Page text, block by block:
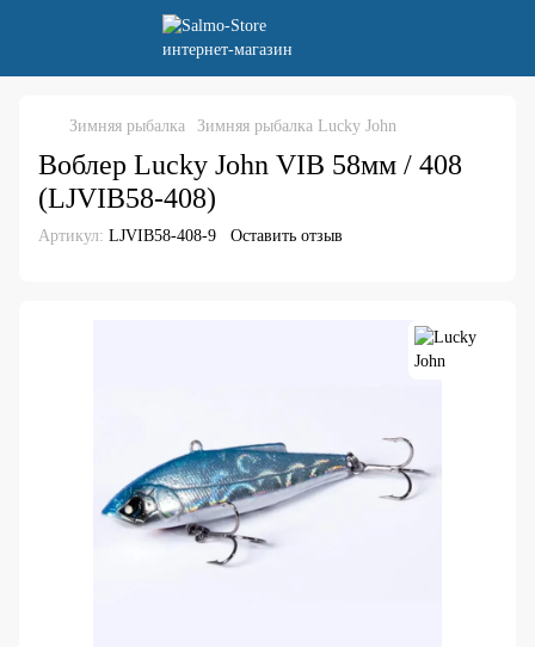
Зимняя рыбалка Зимняя рыбалка Lucky John
Воблер Lucky John VIB 58мм / 408
(LJVIB58-408)
Артикул: LJVIB58-408-9 Оставить отзыв